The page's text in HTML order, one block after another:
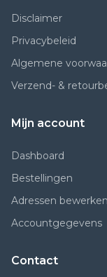
Disclaimer
Privacybeleid
Algemene
Verzend- &
Mijn account
Dashboard
Bestellingen
Adressen bewerken
Accountgegevens
Contact